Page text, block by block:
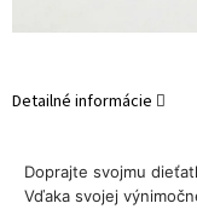
Doprajte svojmu
Vďaka svojej
Detailné informácie